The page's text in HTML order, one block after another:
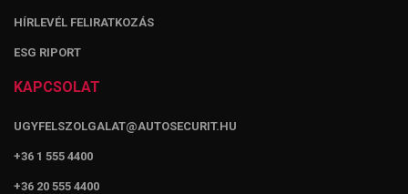
HÍRLEVÉL FELIRATKOZÁS
ESG RIPORT
KAPCSOLAT
UGYFELSZOLGALAT@AUTOSECURIT.HU
+36 1 555 4400
+36 20 555 4400